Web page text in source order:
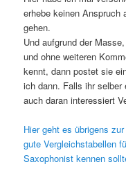
erhebe keinen
gehen.
Und aufgrund der
und ohne weiteren
kennt, dann postet sie
ich dann. Falls ihr selber
auch daran interessiert
Hier geht es übrigens
gute Vergleichstabellen
Saxophonist kennen